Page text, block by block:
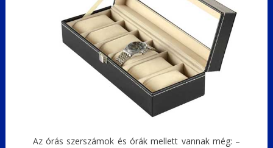
Az órás szerszámok és órák mellett vannak még: –